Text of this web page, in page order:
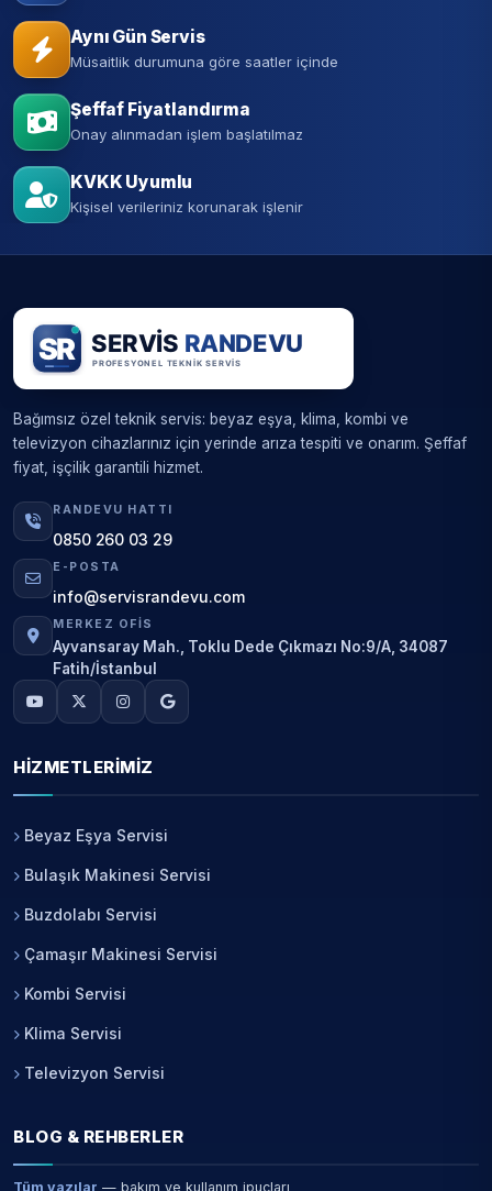
Aynı Gün Servis
Müsaitlik durumuna göre saatler içinde
Şeffaf Fiyatlandırma
Onay alınmadan işlem başlatılmaz
KVKK Uyumlu
Kişisel verileriniz korunarak işlenir
Bağımsız özel teknik servis: beyaz eşya, klima, kombi ve
televizyon cihazlarınız için yerinde arıza tespiti ve onarım. Şeffaf
fiyat, işçilik garantili hizmet.
RANDEVU HATTI
0850 260 03 29
E-POSTA
info@servisrandevu.com
MERKEZ OFIS
Ayvansaray Mah., Toklu Dede Çıkmazı No:9/A, 34087
Fatih/İstanbul
HIZMETLERIMIZ
Beyaz Eşya Servisi
Bulaşık Makinesi Servisi
Buzdolabı Servisi
Çamaşır Makinesi Servisi
Kombi Servisi
Klima Servisi
Televizyon Servisi
BLOG & REHBERLER
Tüm yazılar — bakım ve kullanım ipuçları